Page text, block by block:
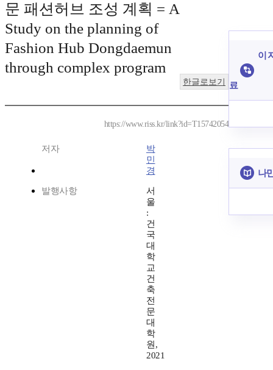
문 패션허브 조성 계획 = A
Study on the planning of
Fashion Hub Dongdaemun
through complex program
한글로보기
https://www.riss.kr/link?id=T15742054
저자
박
민
경
발행사항
서
울
:
건
국
대
학
교
건
축
전
문
대
학
원,
2021
이
료
나